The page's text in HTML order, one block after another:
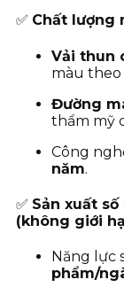
✅ Chất lượng
Vải thun
màu theo
Đường
thẩm mỹ
Công
năm.
✅ Sản xuất
(không giới
Năng lực
phẩm/